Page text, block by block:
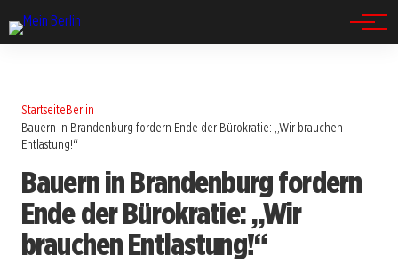
StartseiteBerlin
Bauern in Brandenburg fordern Ende der Bürokratie: „Wir brauchen
Entlastung!“
Bauern in Brandenburg fordern
Ende der Bürokratie: „Wir
brauchen Entlastung!“